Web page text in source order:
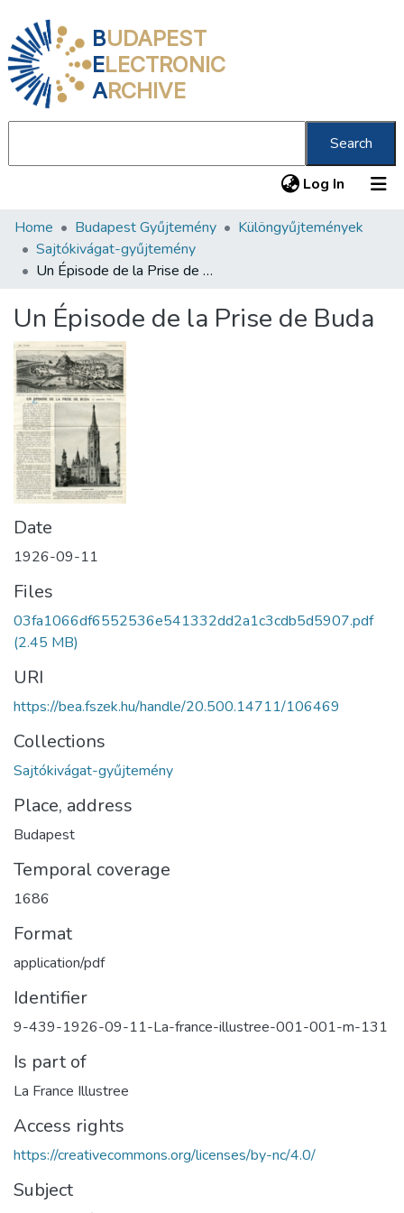
BUDAPEST
ELECTRONIC
ARCHIVE
Search
Log In (current)
Communities & Collections
All of DSpace
Statistics
About us
Home Budapest Gyűjtemény
Különgyűjtemények
Sajtókivágat-gyűjtemény
Un Épisode de la Prise de Buda
Un Épisode de la Prise de Buda
Date
1926-09-11
Files
03fa1066df6552536e541332dd2a1c3cdb5d5907.pdf
(2.45 MB)
URI
https://bea.fszek.hu/handle/20.500.14711/106469
Collections
Sajtókivágat-gyűjtemény
Place, address
Budapest
Temporal coverage
1686
Format
application/pdf
Identifier
9-439-1926-09-11-La-france-illustree-001-001-m-131
Is part of
La France Illustree
Access rights
https://creativecommons.org/licenses/by-nc/4.0/
Subject